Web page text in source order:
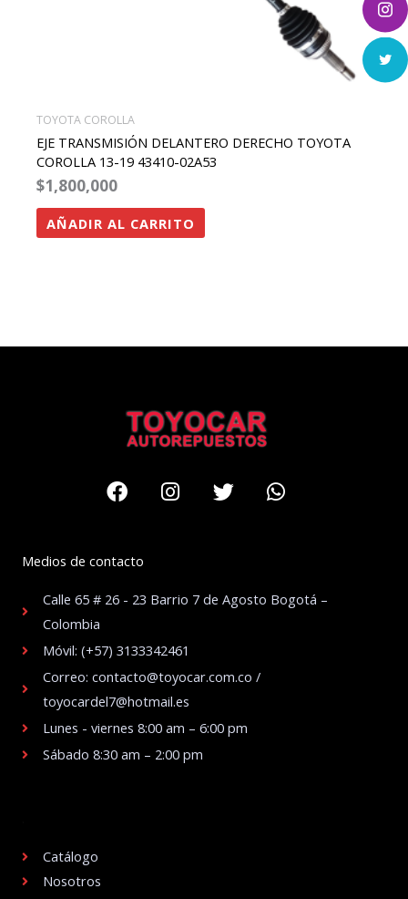
TOYOTA COROLLA
EJE TRANSMISIÓN DELANTERO DERECHO TOYOTA
COROLLA 13-19 43410-02A53
$1,800,000
AÑADIR AL CARRITO
FacebookInstagram
TwitterWhatsapp
Medios de contacto
Calle 65 # 26 - 23 Barrio 7 de Agosto Bogotá –
Colombia
Móvil: (+57) 3133342461
Correo: contacto@toyocar.com.co /
toyocardel7@hotmail.es
Lunes - viernes 8:00 am – 6:00 pm
Sábado 8:30 am – 2:00 pm
Catálogo
Nosotros